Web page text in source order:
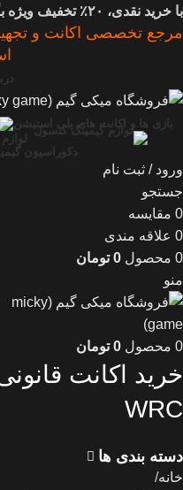
با خرید نقدی، ۲۰٪ تخفیف ویژه بگیرید (
مرجع تخصصی اکانت و
بازی ها و اکانت های پلی استیشن
دکوراسیون
ورود / ثبت نام
جستجو
0 مقایسه
0 علاقه مندی
0 محصول 0 تومان
منو
0 محصول 0 تومان
WRC
دسته بندی ها
خانه